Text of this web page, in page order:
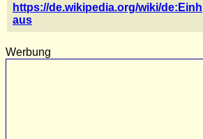
https://de.wikipedia.org/wiki/de:Einh
aus
Werbung